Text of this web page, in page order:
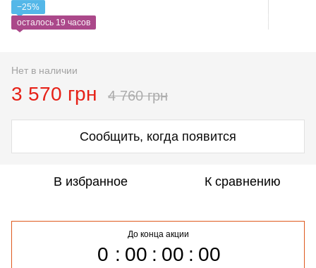
−25%
осталось 19 часов
Нет в наличии
3 570 грн 4 760 грн
Сообщить, когда появится
В избранное К сравнению
До конца акции
0 00 00 00